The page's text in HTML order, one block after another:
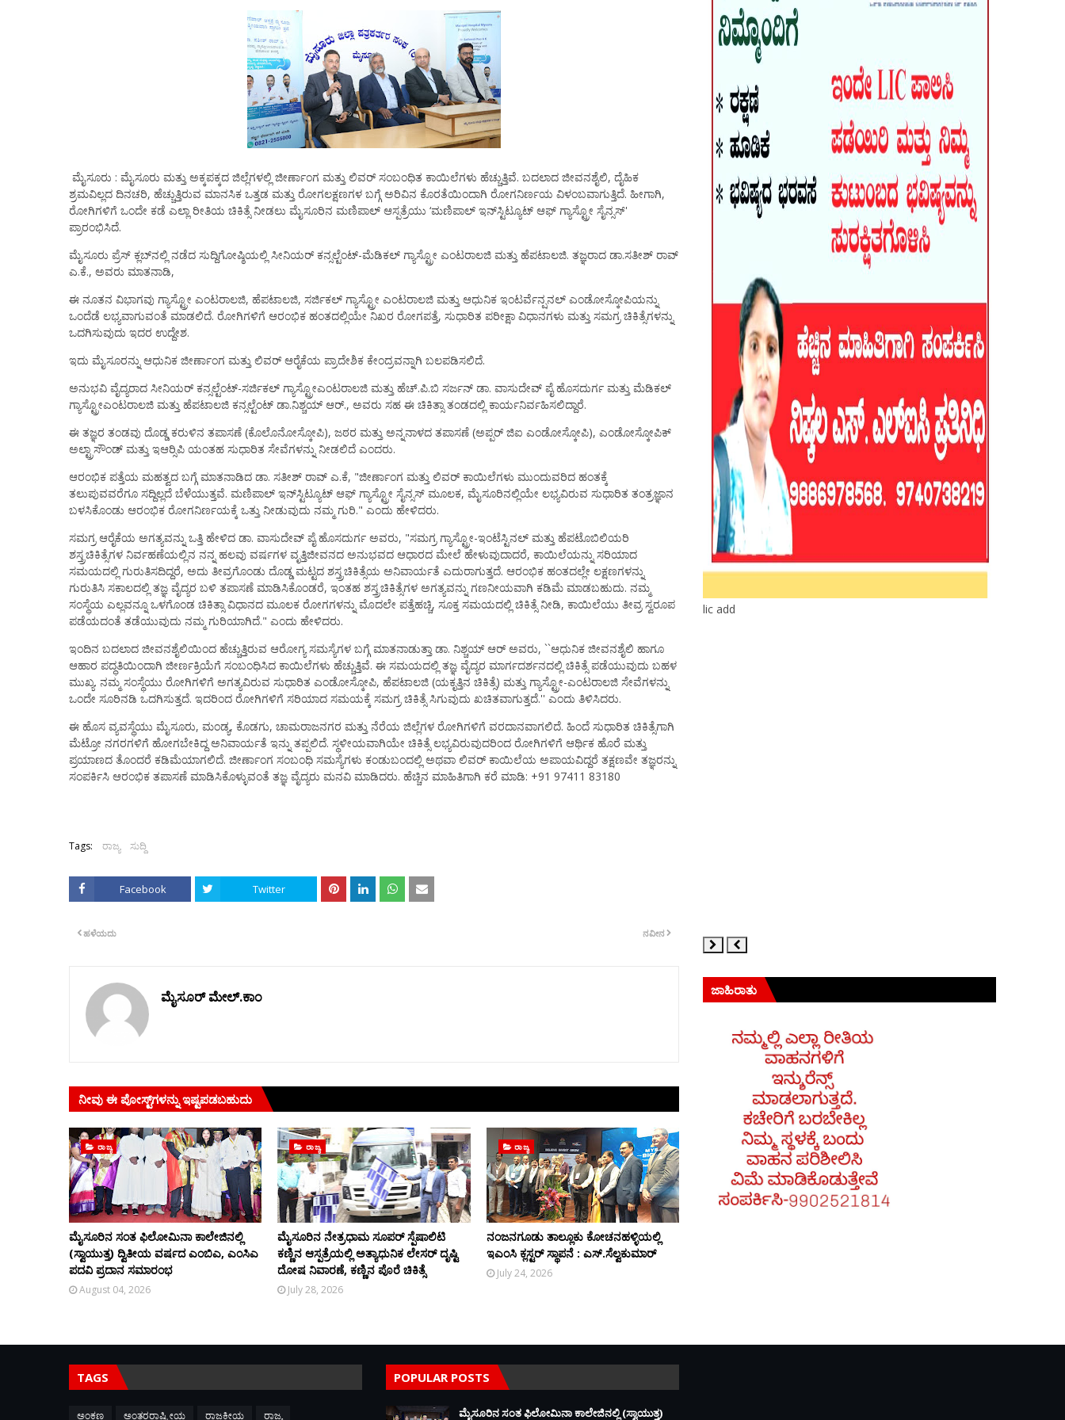
ಮೈಸೂರು : ಮೈಸೂರು ಮತ್ತು ಅಕ್ಕಪಕ್ಕದ ಜಿಲ್ಲೆಗಳಲ್ಲಿ ಜೀರ್ಣಾಂಗ ಮತ್ತು ಲಿವರ್ ಸಂಬಂಧಿತ ಕಾಯಿಲೆಗಳು ಹೆಚ್ಚುತ್ತಿವೆ. ಬದಲಾದ ಜೀವನಶೈಲಿ, ದೈಹಿಕ
ಶ್ರಮವಿಲ್ಲದ ದಿನಚರಿ, ಹೆಚ್ಚುತ್ತಿರುವ ಮಾನಸಿಕ ಒತ್ತಡ ಮತ್ತು ರೋಗಲಕ್ಷಣಗಳ ಬಗ್ಗೆ ಅರಿವಿನ ಕೊರತೆಯಿಂದಾಗಿ ರೋಗನಿರ್ಣಯ ವಿಳಂಬವಾಗುತ್ತಿದೆ. ಹೀಗಾಗಿ,
ರೋಗಿಗಳಿಗೆ ಒಂದೇ ಕಡೆ ಎಲ್ಲಾ ರೀತಿಯ ಚಿಕಿತ್ಸೆ ನೀಡಲು ಮೈಸೂರಿನ ಮಣಿಪಾಲ್ ಆಸ್ಪತ್ರೆಯು ‘ಮಣಿಪಾಲ್ ಇನ್‍ಸ್ಟಿಟ್ಯೂಟ್ ಆಫ್ ಗ್ಯಾಸ್ಟ್ರೋ ಸೈನ್ಸಸ್'
ಪ್ರಾರಂಭಿಸಿದೆ.
ಮೈಸೂರು ಪ್ರೆಸ್ ಕ್ಲಬ್‍ನಲ್ಲಿ ನಡೆದ ಸುದ್ದಿಗೋಷ್ಠಿಯಲ್ಲಿ ಸೀನಿಯರ್ ಕನ್ಸಲ್ಟೆಂಟ್-ಮೆಡಿಕಲ್ ಗ್ಯಾಸ್ಟ್ರೋ ಎಂಟರಾಲಜಿ ಮತ್ತು ಹೆಪಟಾಲಜಿ. ತಜ್ಞರಾದ ಡಾ.ಸತೀಶ್ ರಾವ್
ಎ.ಕೆ., ಅವರು ಮಾತನಾಡಿ,
ಈ ನೂತನ ವಿಭಾಗವು ಗ್ಯಾಸ್ಟ್ರೋ ಎಂಟರಾಲಜಿ, ಹೆಪಟಾಲಜಿ, ಸರ್ಜಿಕಲ್ ಗ್ಯಾಸ್ಟ್ರೋ ಎಂಟರಾಲಜಿ ಮತ್ತು ಆಧುನಿಕ ಇಂಟರ್ವೆನ್ಷನಲ್ ಎಂಡೋಸ್ಕೋಪಿಯನ್ನು
ಒಂದೆಡೆ ಲಭ್ಯವಾಗುವಂತೆ ಮಾಡಲಿದೆ. ರೋಗಿಗಳಿಗೆ ಆರಂಭಿಕ ಹಂತದಲ್ಲಿಯೇ ನಿಖರ ರೋಗಪತ್ತೆ, ಸುಧಾರಿತ ಪರೀಕ್ಷಾ ವಿಧಾನಗಳು ಮತ್ತು ಸಮಗ್ರ ಚಿಕಿತ್ಸೆಗಳನ್ನು
ಒದಗಿಸುವುದು ಇದರ ಉದ್ದೇಶ.
ಇದು ಮೈಸೂರನ್ನು ಆಧುನಿಕ ಜೀರ್ಣಾಂಗ ಮತ್ತು ಲಿವರ್ ಆರೈಕೆಯ ಪ್ರಾದೇಶಿಕ ಕೇಂದ್ರವನ್ನಾಗಿ ಬಲಪಡಿಸಲಿದೆ.
ಅನುಭವಿ ವೈದ್ಯರಾದ ಸೀನಿಯರ್ ಕನ್ಸಲ್ಟೆಂಟ್-ಸರ್ಜಿಕಲ್ ಗ್ಯಾಸ್ಟ್ರೋಎಂಟರಾಲಜಿ ಮತ್ತು ಹೆಚ್.ಪಿ.ಬಿ ಸರ್ಜನ್ ಡಾ. ವಾಸುದೇವ್ ಪೈ ಹೊಸದುರ್ಗ ಮತ್ತು ಮೆಡಿಕಲ್
ಗ್ಯಾಸ್ಟ್ರೋಎಂಟರಾಲಜಿ ಮತ್ತು ಹೆಪಟಾಲಜಿ ಕನ್ಸಲ್ಟೆಂಟ್ ಡಾ.ನಿಶ್ಚಯ್ ಆರ್., ಅವರು ಸಹ ಈ ಚಿಕಿತ್ಸಾ ತಂಡದಲ್ಲಿ ಕಾರ್ಯನಿರ್ವಹಿಸಲಿದ್ದಾರೆ.
ಈ ತಜ್ಞರ ತಂಡವು ದೊಡ್ಡ ಕರುಳಿನ ತಪಾಸಣೆ (ಕೊಲೊನೋಸ್ಕೋಪಿ), ಜಠರ ಮತ್ತು ಅನ್ನನಾಳದ ತಪಾಸಣೆ (ಅಪ್ಪರ್ ಜಿಐ ಎಂಡೋಸ್ಕೋಪಿ), ಎಂಡೋಸ್ಕೋಪಿಕ್
ಅಲ್ಟ್ರಾಸೌಂಡ್ ಮತ್ತು ಇಆರ್‍ಸಿಪಿ ಯಂತಹ ಸುಧಾರಿತ ಸೇವೆಗಳನ್ನು ನೀಡಲಿದೆ ಎಂದರು.
ಆರಂಭಿಕ ಪತ್ತೆಯ ಮಹತ್ವದ ಬಗ್ಗೆ ಮಾತನಾಡಿದ ಡಾ. ಸತೀಶ್ ರಾವ್ ಎ.ಕೆ, "ಜೀರ್ಣಾಂಗ ಮತ್ತು ಲಿವರ್ ಕಾಯಿಲೆಗಳು ಮುಂದುವರಿದ ಹಂತಕ್ಕೆ
ತಲುಪುವವರೆಗೂ ಸದ್ದಿಲ್ಲದೆ ಬೆಳೆಯುತ್ತವೆ. ಮಣಿಪಾಲ್ ಇನ್‍ಸ್ಟಿಟ್ಯೂಟ್ ಆಫ್ ಗ್ಯಾಸ್ಟ್ರೋ ಸೈನ್ಸಸ್ ಮೂಲಕ, ಮೈಸೂರಿನಲ್ಲಿಯೇ ಲಭ್ಯವಿರುವ ಸುಧಾರಿತ ತಂತ್ರಜ್ಞಾನ
ಬಳಸಿಕೊಂಡು ಆರಂಭಿಕ ರೋಗನಿರ್ಣಯಕ್ಕೆ ಒತ್ತು ನೀಡುವುದು ನಮ್ಮ ಗುರಿ." ಎಂದು ಹೇಳಿದರು.
ಸಮಗ್ರ ಆರೈಕೆಯ ಅಗತ್ಯವನ್ನು ಒತ್ತಿ ಹೇಳಿದ ಡಾ. ವಾಸುದೇವ್ ಪೈ ಹೊಸದುರ್ಗ ಅವರು, "ಸಮಗ್ರ ಗ್ಯಾಸ್ಟ್ರೋ-ಇಂಟೆಸ್ಟಿನಲ್ ಮತ್ತು ಹೆಪಟೊಬಿಲಿಯರಿ
ಶಸ್ತ್ರಚಿಕಿತ್ಸೆಗಳ ನಿರ್ವಹಣೆಯಲ್ಲಿನ ನನ್ನ ಹಲವು ವರ್ಷಗಳ ವೃತ್ತಿಜೀವನದ ಅನುಭವದ ಆಧಾರದ ಮೇಲೆ ಹೇಳುವುದಾದರೆ, ಕಾಯಿಲೆಯನ್ನು ಸರಿಯಾದ
ಸಮಯದಲ್ಲಿ ಗುರುತಿಸದಿದ್ದರೆ, ಅದು ತೀವ್ರಗೊಂಡು ದೊಡ್ಡ ಮಟ್ಟದ ಶಸ್ತ್ರಚಿಕಿತ್ಸೆಯ ಅನಿವಾರ್ಯತೆ ಎದುರಾಗುತ್ತದೆ. ಆರಂಭಿಕ ಹಂತದಲ್ಲೇ ಲಕ್ಷಣಗಳನ್ನು
ಗುರುತಿಸಿ ಸಕಾಲದಲ್ಲಿ ತಜ್ಞ ವೈದ್ಯರ ಬಳಿ ತಪಾಸಣೆ ಮಾಡಿಸಿಕೊಂಡರೆ, ಇಂತಹ ಶಸ್ತ್ರಚಿಕಿತ್ಸೆಗಳ ಅಗತ್ಯವನ್ನು ಗಣನೀಯವಾಗಿ ಕಡಿಮೆ ಮಾಡಬಹುದು. ನಮ್ಮ
ಸಂಸ್ಥೆಯ ಎಲ್ಲವನ್ನೂ ಒಳಗೊಂಡ ಚಿಕಿತ್ಸಾ ವಿಧಾನದ ಮೂಲಕ ರೋಗಗಳನ್ನು ಮೊದಲೇ ಪತ್ತೆಹಚ್ಚಿ, ಸೂಕ್ತ ಸಮಯದಲ್ಲಿ ಚಿಕಿತ್ಸೆ ನೀಡಿ, ಕಾಯಿಲೆಯು ತೀವ್ರ ಸ್ವರೂಪ
ಪಡೆಯದಂತೆ ತಡೆಯುವುದು ನಮ್ಮ ಗುರಿಯಾಗಿದೆ." ಎಂದು ಹೇಳಿದರು.
ಇಂದಿನ ಬದಲಾದ ಜೀವನಶೈಲಿಯಿಂದ ಹೆಚ್ಚುತ್ತಿರುವ ಆರೋಗ್ಯ ಸಮಸ್ಯೆಗಳ ಬಗ್ಗೆ ಮಾತನಾಡುತ್ತಾ ಡಾ. ನಿಶ್ಚಯ್ ಆರ್ ಅವರು, ``ಆಧುನಿಕ ಜೀವನಶೈಲಿ ಹಾಗೂ
ಆಹಾರ ಪದ್ಧತಿಯಿಂದಾಗಿ ಜೀರ್ಣಕ್ರಿಯೆಗೆ ಸಂಬಂಧಿಸಿದ ಕಾಯಿಲೆಗಳು ಹೆಚ್ಚುತ್ತಿವೆ. ಈ ಸಮಯದಲ್ಲಿ ತಜ್ಞ ವೈದ್ಯರ ಮಾರ್ಗದರ್ಶನದಲ್ಲಿ ಚಿಕಿತ್ಸೆ ಪಡೆಯುವುದು ಬಹಳ
ಮುಖ್ಯ. ನಮ್ಮ ಸಂಸ್ಥೆಯು ರೋಗಿಗಳಿಗೆ ಅಗತ್ಯವಿರುವ ಸುಧಾರಿತ ಎಂಡೋಸ್ಕೋಪಿ, ಹೆಪಟಾಲಜಿ (ಯಕೃತ್ತಿನ ಚಿಕಿತ್ಸೆ) ಮತ್ತು ಗ್ಯಾಸ್ಟ್ರೋ-ಎಂಟರಾಲಜಿ ಸೇವೆಗಳನ್ನು
ಒಂದೇ ಸೂರಿನಡಿ ಒದಗಿಸುತ್ತದೆ. ಇದರಿಂದ ರೋಗಿಗಳಿಗೆ ಸರಿಯಾದ ಸಮಯಕ್ಕೆ ಸಮಗ್ರ ಚಿಕಿತ್ಸೆ ಸಿಗುವುದು ಖಚಿತವಾಗುತ್ತದೆ.'' ಎಂದು ತಿಳಿಸಿದರು.
ಈ ಹೊಸ ವ್ಯವಸ್ಥೆಯು ಮೈಸೂರು, ಮಂಡ್ಯ, ಕೊಡಗು, ಚಾಮರಾಜನಗರ ಮತ್ತು ನೆರೆಯ ಜಿಲ್ಲೆಗಳ ರೋಗಿಗಳಿಗೆ ವರದಾನವಾಗಲಿದೆ. ಹಿಂದೆ ಸುಧಾರಿತ ಚಿಕಿತ್ಸೆಗಾಗಿ
ಮೆಟ್ರೋ ನಗರಗಳಿಗೆ ಹೋಗಬೇಕಿದ್ದ ಅನಿವಾರ್ಯತೆ ಇನ್ನು ತಪ್ಪಲಿದೆ. ಸ್ಥಳೀಯವಾಗಿಯೇ ಚಿಕಿತ್ಸೆ ಲಭ್ಯವಿರುವುದರಿಂದ ರೋಗಿಗಳಿಗೆ ಆರ್ಥಿಕ ಹೊರೆ ಮತ್ತು
ಪ್ರಯಾಣದ ತೊಂದರೆ ಕಡಿಮೆಯಾಗಲಿದೆ. ಜೀರ್ಣಾಂಗ ಸಂಬಂಧಿ ಸಮಸ್ಯೆಗಳು ಕಂಡುಬಂದಲ್ಲಿ ಅಥವಾ ಲಿವರ್ ಕಾಯಿಲೆಯ ಅಪಾಯವಿದ್ದರೆ ತಕ್ಷಣವೇ ತಜ್ಞರನ್ನು
ಸಂಪರ್ಕಿಸಿ ಆರಂಭಿಕ ತಪಾಸಣೆ ಮಾಡಿಸಿಕೊಳ್ಳುವಂತೆ ತಜ್ಞ ವೈದ್ಯರು ಮನವಿ ಮಾಡಿದರು. ಹೆಚ್ಚಿನ ಮಾಹಿತಿಗಾಗಿ ಕರೆ ಮಾಡಿ: +91 97411 83180
Tags: ರಾಜ್ಯ ಸುದ್ದಿ
Facebook Twitter
ನವೀನ
ಹಳೆಯದು
ಮೈಸೂರ್ ಮೇಲ್.ಕಾಂ
ನೀವು ಈ ಪೋಸ್ಟ್‌ಗಳನ್ನು ಇಷ್ಟಪಡಬಹುದು
ರಾಜ್ಯ
ಮೈಸೂರಿನ ಸಂತ ಫಿಲೋಮಿನಾ ಕಾಲೇಜಿನಲ್ಲಿ
(ಸ್ವಾಯುತ್ತ) ದ್ವಿತೀಯ ವರ್ಷದ ಎಂಬಿಎ, ಎಂಸಿಎ
ಪದವಿ ಪ್ರದಾನ ಸಮಾರಂಭ
August 04, 2026
ರಾಜ್ಯ
ಮೈಸೂರಿನ ನೇತ್ರಧಾಮ ಸೂಪರ್ ಸ್ಪೆಷಾಲಿಟಿ
ಕಣ್ಣಿನ ಆಸ್ಪತ್ರೆಯಲ್ಲಿ ಅತ್ಯಾಧುನಿಕ ಲೇಸರ್ ದೃಷ್ಟಿ
ದೋಷ ನಿವಾರಣೆ, ಕಣ್ಣಿನ ಪೊರೆ ಚಿಕಿತ್ಸೆ
July 28, 2026
ರಾಜ್ಯ
ನಂಜನಗೂಡು ತಾಲ್ಲೂಕು ಕೋಚನಹಳ್ಳಿಯಲ್ಲಿ
ಇಎಂಸಿ ಕ್ಲಸ್ಟರ್ ಸ್ಥಾಪನೆ : ಎಸ್.ಸೆಲ್ವಕುಮಾರ್
July 24, 2026
lic add
ಜಾಹಿರಾತು
TAGS
ಅಂಕಣ ಅಂತರರಾಷ್ಟ್ರೀಯ ರಾಜಕೀಯ ರಾಜ್ಯ
POPULAR POSTS
ಮೈಸೂರಿನ ಸಂತ ಫಿಲೋಮಿನಾ ಕಾಲೇಜಿನಲ್ಲಿ (ಸ್ವಾಯುತ್ತ)